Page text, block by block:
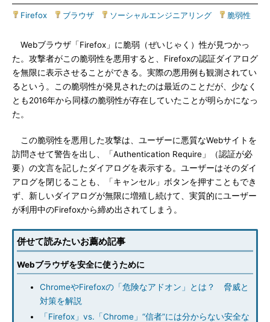
Firefox ブラウザ ソーシャルエンジニアリング 脆弱性
Webブラウザ「Firefox」に脆弱（ぜいじゃく）性が見つかっ
た。攻撃者がこの脆弱性を悪用すると、Firefoxの認証ダイアログ
を無限に表示させることができる。実際の悪用例も観測されてい
るという。この脆弱性が発見されたのは最近のことだが、少なく
とも2016年から同様の脆弱性が存在していたことが明らかになっ
た。
この脆弱性を悪用した攻撃は、ユーザーに悪質なWebサイトを
訪問させて警告を出し、「Authentication Require」（認証が必
要）の文言を記したダイアログを表示する。ユーザーはそのダイ
アログを閉じることも、「キャンセル」ボタンを押すこともでき
ず、新しいダイアログが無限に増殖し続けて、実質的にユーザー
が利用中のFirefoxから締め出されてしまう。
併せて読みたいお薦め記事
Webブラウザを安全に使うために
ChromeやFirefoxの「危険なアドオン」とは？ 脅威と
対策を解説
「Firefox」vs.「Chrome」“信者”には分からない安全な